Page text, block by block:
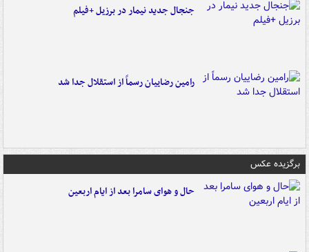
جنجال جدید نیمار در برزیل +فیلم
رامین رضاییان رسماً از استقلال جدا شد
برگزیده عکس
حال و هوای سامرا بعد از ایام اربعین